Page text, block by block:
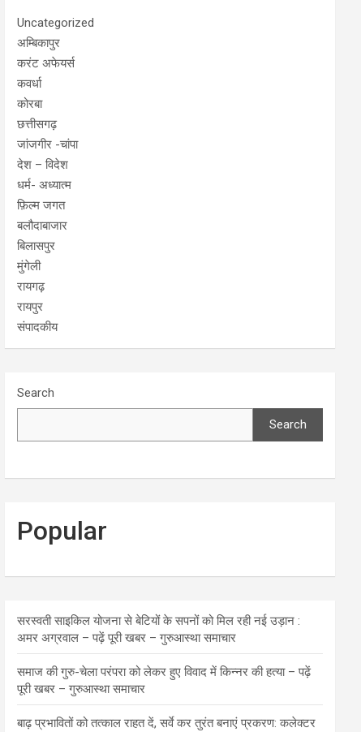
Uncategorized
अम्बिकापुर
करंट अफेयर्स
कवर्धा
कोरबा
छत्तीसगढ़
जांजगीर -चांपा
देश – विदेश
धर्म- अध्यात्म
फ़िल्म जगत
बलौदाबाजार
बिलासपुर
मुंगेली
रायगढ़
रायपुर
संपादकीय
Search
Search
Popular
सरस्वती साइकिल योजना से बेटियों के सपनों को मिल रही नई उड़ान :
अमर अग्रवाल – पढ़ें पूरी खबर – गुरुआस्था समाचार
समाज की गुरु-चेला परंपरा को लेकर हुए विवाद में किन्नर की हत्या – पढ़ें
पूरी खबर – गुरुआस्था समाचार
बाढ़ प्रभावितों को तत्काल राहत दें, सर्वे कर तुरंत बनाएं प्रकरण: कलेक्टर